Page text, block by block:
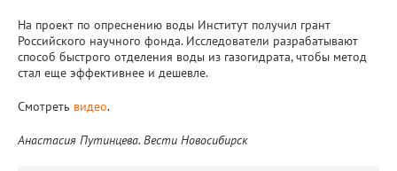
На проект по опреснению воды Институт получил грант
Российского научного фонда. Исследователи разрабатывают
способ быстрого отделения воды из газогидрата, чтобы метод
стал еще эффективнее и дешевле.
Смотреть видео.
Анастасия Путинцева. Вести Новосибирск